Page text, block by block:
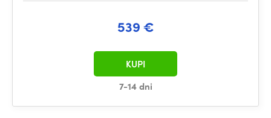
539 €
7-14 dni
KUPI